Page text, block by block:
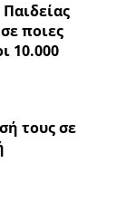
ποιες
10.000
τους σε